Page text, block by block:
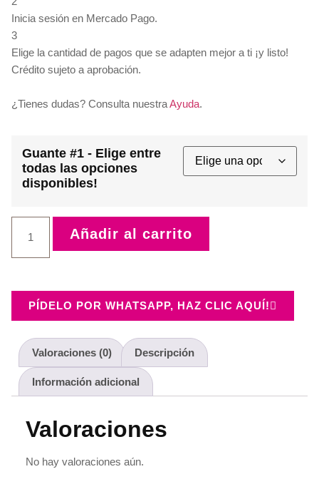
Inicia sesión en Mercado Pago.
3
Elige la cantidad de pagos que se adapten mejor a ti ¡y listo!
Crédito sujeto a aprobación.
¿Tienes dudas? Consulta nuestraAyuda.
Guante #1 - Elige entre
todas las opciones
disponibles!
Añadir al carrito
PÍDELO POR WHATSAPP, HAZ CLIC AQUÍ!
Valoraciones (0) Descripción
Información adicional
Valoraciones
No hay valoraciones aún.